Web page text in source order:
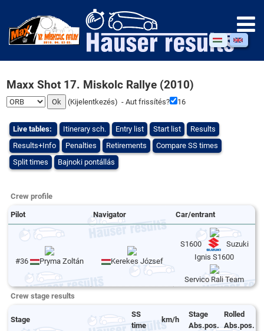
Maxx Shot 17. Miskolc Rallye (2010)
(Kijelentkezés) - Aut frissítés? 16
Live tables: Itinerary sch. Entry list Start list
Results
Results+Info
Penalties Retirements
Compare SS times
Split times
Bajnoki pontállás
Crew profile
Pilot Navigator Car/entrant
#36 Pryma Zoltán Kerekes József
S1600
Suzuki
Ignis S1600
Servico Rali Team
Crew stage results
Stage
SS
time
km/h
Stage
Abs.pos.
Rolled
Abs.pos.